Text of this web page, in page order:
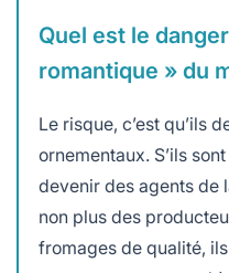
Quel est le
romantique » du
Le risque, c’est qu’ils
ornementaux. S’ils
devenir des agents de
non plus des
fromages de qualité,